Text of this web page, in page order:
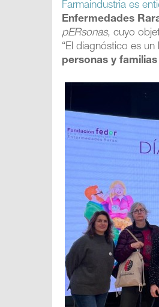
Farmaindustria es
Enfermedades
pERsonas, cuyo
“El diagnóstico es
personas y familias